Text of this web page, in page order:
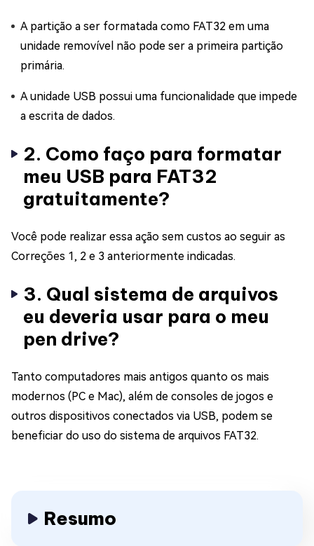
A partição a ser formatada como FAT32 em uma
unidade removível não pode ser a primeira partição
primária.
A unidade USB possui uma funcionalidade que impede
a escrita de dados.
2. Como faço para formatar
meu USB para FAT32
gratuitamente?
Você pode realizar essa ação sem custos ao seguir as
Correções 1, 2 e 3 anteriormente indicadas.
3. Qual sistema de arquivos
eu deveria usar para o meu
pen drive?
Tanto computadores mais antigos quanto os mais
modernos (PC e Mac), além de consoles de jogos e
outros dispositivos conectados via USB, podem se
beneficiar do uso do sistema de arquivos FAT32.
Resumo